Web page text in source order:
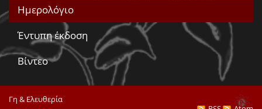
Ημερολόγιο
Έντυπη έκδοση
Βίντεο
Γη & Ελευθερία